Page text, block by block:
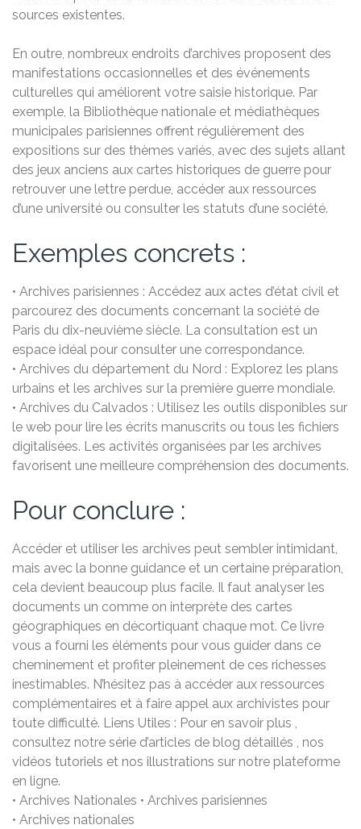
sources existentes.
En outre, nombreux endroits d’archives proposent des
manifestations occasionnelles et des événements
culturelles qui améliorent votre saisie historique. Par
exemple, la Bibliothèque nationale et médiathèques
municipales parisiennes offrent régulièrement des
expositions sur des thèmes variés, avec des sujets allant
des jeux anciens aux cartes historiques de guerre pour
retrouver une lettre perdue, accéder aux ressources
d’une université ou consulter les statuts d’une société.
Exemples concrets :
• Archives parisiennes : Accédez aux actes d’état civil et
parcourez des documents concernant la société de
Paris du dix-neuvième siècle. La consultation est un
espace idéal pour consulter une correspondance.
• Archives du département du Nord : Explorez les plans
urbains et les archives sur la première guerre mondiale.
• Archives du Calvados : Utilisez les outils disponibles sur
le web pour lire les écrits manuscrits ou tous les fichiers
digitalisées. Les activités organisées par les archives
favorisent une meilleure compréhension des documents.
Pour conclure :
Accéder et utiliser les archives peut sembler intimidant,
mais avec la bonne guidance et un certaine préparation,
cela devient beaucoup plus facile. Il faut analyser les
documents un comme on interprète des cartes
géographiques en décortiquant chaque mot. Ce livre
vous a fourni les éléments pour vous guider dans ce
cheminement et profiter pleinement de ces richesses
inestimables. N’hésitez pas à accéder aux ressources
complémentaires et à faire appel aux archivistes pour
toute difficulté. Liens Utiles : Pour en savoir plus ,
consultez notre série d’articles de blog détaillés , nos
vidéos tutoriels et nos illustrations sur notre plateforme
en ligne.
• Archives Nationales • Archives parisiennes
• Archives nationales